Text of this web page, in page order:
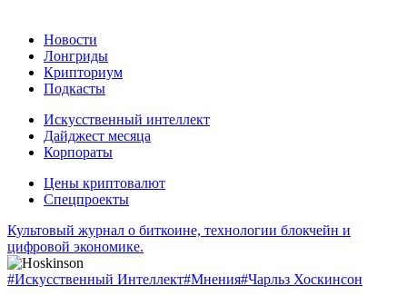
Новости
Лонгриды
Крипториум
Подкасты
Искусственный интеллект
Дайджест месяца
Корпораты
Цены криптовалют
Спецпроекты
Культовый журнал о биткоине, технологии блокчейн и
цифровой экономике.
#Искусственный Интеллект#Мнения#Чарльз Хоскинсон